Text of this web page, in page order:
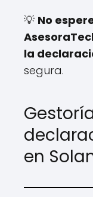
💡 No
la
segura.
en